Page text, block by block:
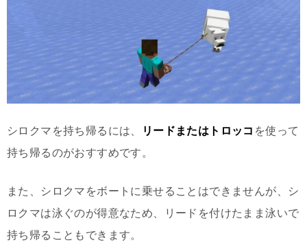
シロクマを持ち帰るには、 リードまたはトロッコ を使って
持ち帰るのがおすすめです。
また、シロクマをボートに乗せることはできませんが、シ
ロクマは泳ぐのが得意なため、リードを付けたまま泳いで
持ち帰ることもできます。